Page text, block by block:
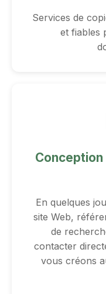
Services de
et fiables
En quelques
site Web,
de
contacter
vous créons